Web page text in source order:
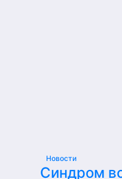
Новости
Синдром